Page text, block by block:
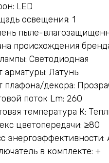
LED
освещения: 1
пыле-
происхождения
Светодиодная
арматуры: Латунь
плафона/декора:
поток Lm: 260
температура К:
цветопередачи: ≥80
энергоэффективности:
в комплекте: +